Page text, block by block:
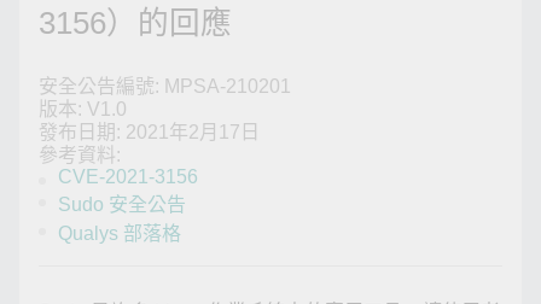
Moxa
3156）的回應
安全公告編號: MPSA-210201
版本: V1.0
發布日期: 2021年2月17日
參考資料:
CVE-2021-3156
Sudo 安全公告
Qualys 部落格